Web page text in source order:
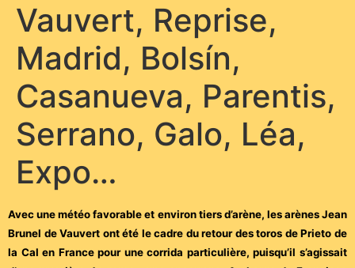
Vauvert, Reprise,
Madrid, Bolsín,
Casanueva, Parentis,
Serrano, Galo, Léa,
Expo…
Avec une météo favorable et environ tiers d’arène, les arènes Jean
Brunel de Vauvert ont été le cadre du retour des toros de Prieto de
la Cal en France pour une corrida particulière, puisqu’il s’agissait